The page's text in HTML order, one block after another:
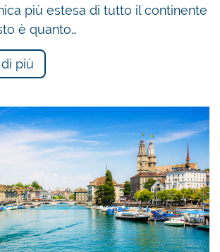
più estesa di tutto il continente
è quanto…
più